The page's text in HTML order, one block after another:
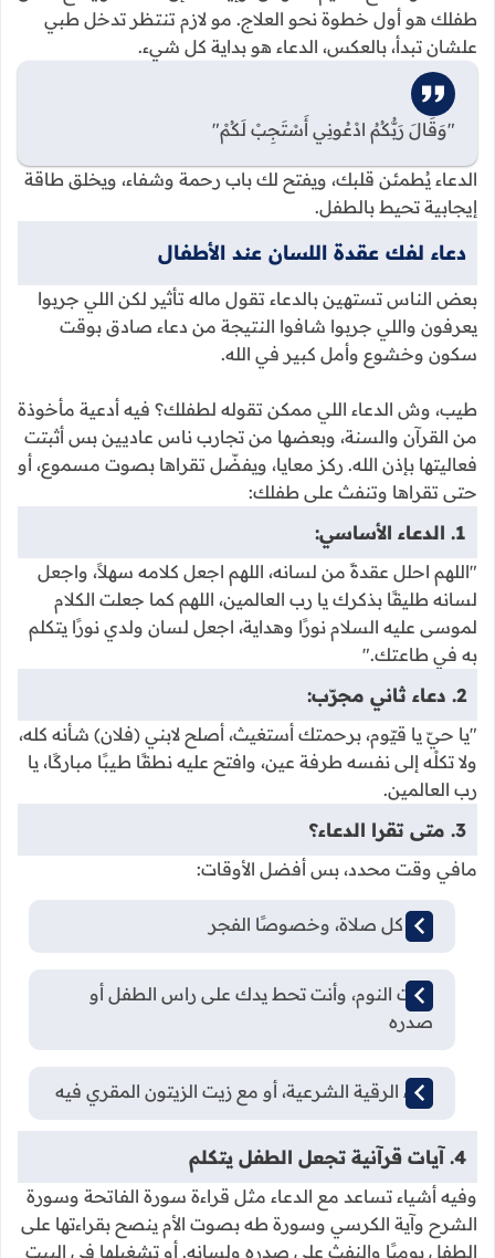
طفلك هو أول خطوة نحو العلاج. مو لازم تنتظر تدخل طبي
علشان تبدأ، بالعكس، الدعاء هو بداية كل شيء.
"وَقَالَ رَبُّكُمُ ادْعُونِي أَسْتَجِبْ لَكُمْ"
الدعاء يُطمئن قلبك، ويفتح لك باب رحمة وشفاء، ويخلق طاقة
إيجابية تحيط بالطفل.
دعاء لفك عقدة اللسان عند الأطفال
بعض الناس تستهين بالدعاء تقول ماله تأثير لكن اللي جربوا
يعرفون واللي جربوا شافوا النتيجة من دعاء صادق بوقت
سكون وخشوع وأمل كبير في الله.
طيب، وش الدعاء اللي ممكن تقوله لطفلك؟ فيه أدعية مأخوذة
من القرآن والسنة، وبعضها من تجارب ناس عاديين بس أثبتت
فعاليتها بإذن الله. ركز معايا، ويفضّل تقراها بصوت مسموع، أو
حتى تقراها وتنفث على طفلك:
1. الدعاء الأساسي:
"اللهم احلل عقدةً من لسانه، اللهم اجعل كلامه سهلاً، واجعل
لسانه طليقًا بذكرك يا رب العالمين، اللهم كما جعلت الكلام
لموسى عليه السلام نورًا وهداية، اجعل لسان ولدي نورًا يتكلم
به في طاعتك."
2. دعاء ثاني مجرّب:
"يا حيّ يا قيّوم، برحمتك أستغيث، أصلح لابني (فلان) شأنه كله،
ولا تكلْه إلى نفسه طرفة عين، وافتح عليه نطقًا طيبًا مباركًا، يا
رب العالمين.
3. متى تقرا الدعاء؟
مافي وقت محدد، بس أفضل الأوقات:
بعد كل صلاة، وخصوصًا الفجر
وقت النوم، وأنت تحط يدك على راس الطفل أو
صدره
أثناء الرقية الشرعية، أو مع زيت الزيتون المقري فيه
4. آيات قرآنية تجعل الطفل يتكلم
وفيه أشياء تساعد مع الدعاء مثل قراءة سورة الفاتحة وسورة
الشرح وآية الكرسي وسورة طه بصوت الأم ينصح بقراءتها على
الطفل يوميًا والنفث على صدره ولسانه. أو تشغيلها في البيت